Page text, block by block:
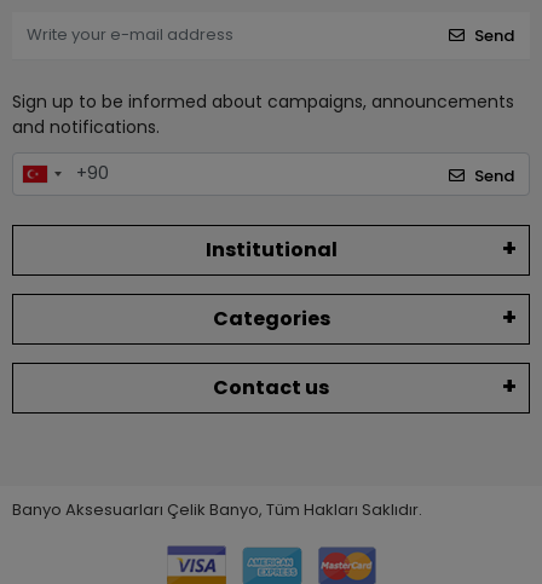
Send
Sign up to be informed about campaigns, announcements
and notifications.
Send
Institutional
Categories
Contact us
Banyo Aksesuarları Çelik Banyo, Tüm Hakları Saklıdır.